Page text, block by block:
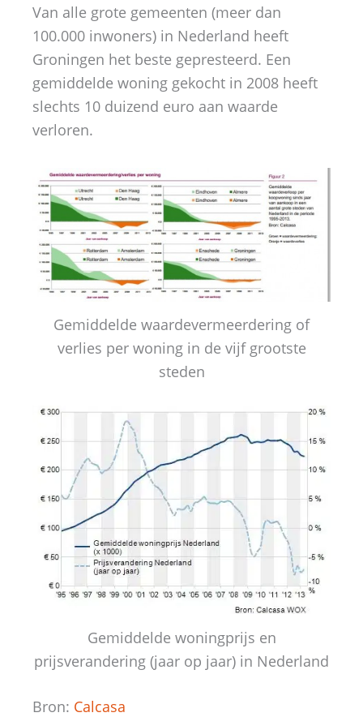
Van alle grote gemeenten (meer dan
100.000 inwoners) in Nederland heeft
Groningen het beste gepresteerd. Een
gemiddelde woning gekocht in 2008 heeft
slechts 10 duizend euro aan waarde
verloren.
Gemiddelde waardevermeerdering of
verlies per woning in de vijf grootste
steden
Gemiddelde woningprijs en
prijsverandering (jaar op jaar) in Nederland
Bron: Calcasa